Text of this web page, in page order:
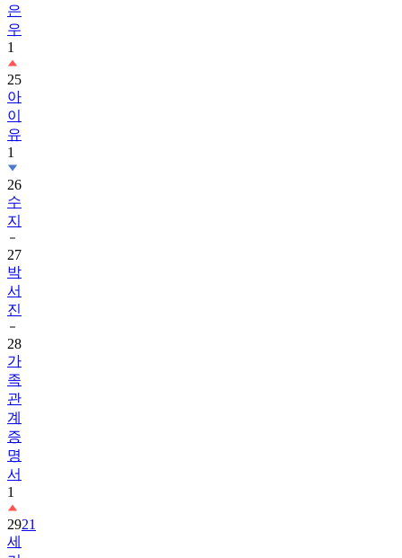
은
우
1
25
아
이
유
1
26
수
지
27
박
서
진
28
가
족
관
계
증
명
서
1
2921
세